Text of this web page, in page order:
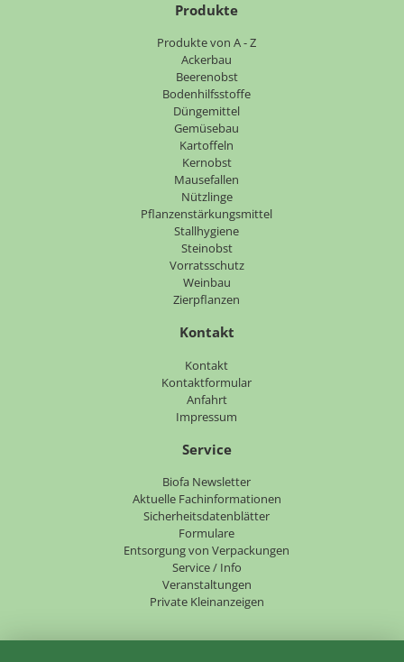
Produkte
Produkte von A - Z
Ackerbau
Beerenobst
Bodenhilfsstoffe
Düngemittel
Gemüsebau
Kartoffeln
Kernobst
Mausefallen
Nützlinge
Pflanzenstärkungsmittel
Stallhygiene
Steinobst
Vorratsschutz
Weinbau
Zierpflanzen
Kontakt
Kontakt
Kontaktformular
Anfahrt
Impressum
Service
Biofa Newsletter
Aktuelle Fachinformationen
Sicherheitsdatenblätter
Formulare
Entsorgung von Verpackungen
Service / Info
Veranstaltungen
Private Kleinanzeigen